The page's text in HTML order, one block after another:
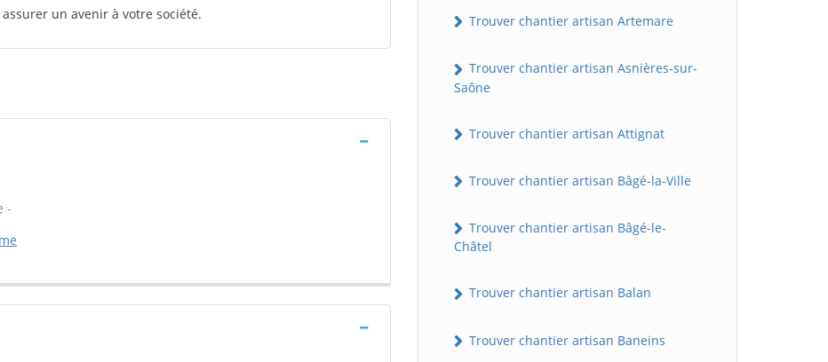
un avenir à votre société.
-
Trouver chantier artisan Artemare
Trouver chantier artisan Asnières-sur-
Saône
Trouver chantier artisan Attignat
Trouver chantier artisan Bâgé-la-Ville
Trouver chantier artisan Bâgé-le-
Châtel
Trouver chantier artisan Balan
Trouver chantier artisan Baneins